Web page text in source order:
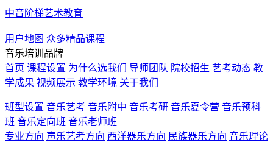
中音阶梯艺术教育
用户地图 众多精品课程
音乐培训品牌
首页 课程设置 为什么选我们 导师团队 院校招生 艺考动态 教
学成果 视频展示 教学环境 关于我们
班型设置 音乐艺考 音乐附中 音乐考研 音乐夏令营 音乐预科
班 音乐定向班 音乐老师班
专业方向 声乐艺考方向 西洋器乐方向 民族器乐方向 音乐理论